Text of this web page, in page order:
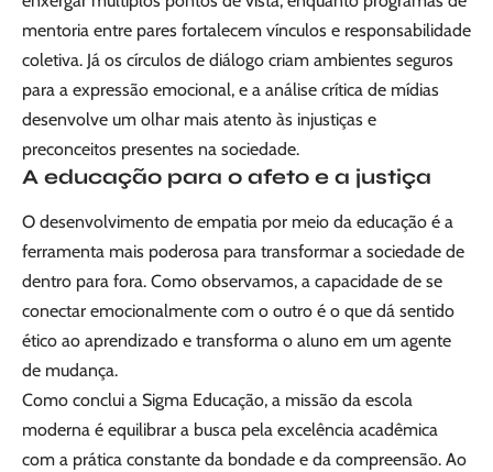
mentoria entre pares fortalecem vínculos e responsabilidade
coletiva. Já os círculos de diálogo criam ambientes seguros
para a expressão emocional, e a análise crítica de mídias
desenvolve um olhar mais atento às injustiças e
preconceitos presentes na sociedade.
A educação para o afeto e a justiça
O desenvolvimento de empatia por meio da educação é a
ferramenta mais poderosa para transformar a sociedade de
dentro para fora. Como observamos, a capacidade de se
conectar emocionalmente com o outro é o que dá sentido
ético ao aprendizado e transforma o aluno em um agente
de mudança.
Como conclui a Sigma Educação, a missão da escola
moderna é equilibrar a busca pela excelência acadêmica
com a prática constante da bondade e da compreensão. Ao